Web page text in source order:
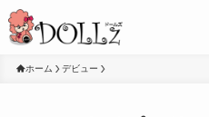
ホーム デビュー